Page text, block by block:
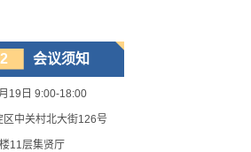
2 会议须知
19日 9:00-18:00
中关村北大街126号
11层集贤厅